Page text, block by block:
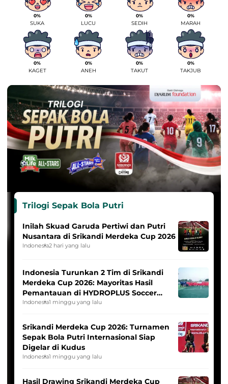
0%
SUKA
0%
LUCU
0%
SEDIH
0%
MARAH
0%
KAGET
0%
ANEH
0%
TAKUT
0%
TAKJUB
Trilogi Sepak Bola Putri
Inilah Skuad Garuda Pertiwi dan Putri
Nusantara di Srikandi Merdeka Cup 2026
Indonesia2 hari yang lalu
Indonesia Turunkan 2 Tim di Srikandi
Merdeka Cup 2026: Mayoritas Hasil
Pemantauan di HYDROPLUS Soccer
League
Indonesia1 minggu yang lalu
Srikandi Merdeka Cup 2026: Turnamen
Sepak Bola Putri Internasional Siap
Digelar di Kudus
Indonesia1 minggu yang lalu
Hasil Drawing Srikandi Merdeka Cup